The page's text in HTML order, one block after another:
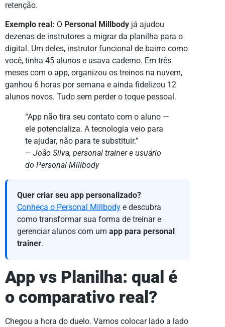
retenção.
Exemplo real: O Personal Millbody já ajudou
dezenas de instrutores a migrar da planilha para o
digital. Um deles, instrutor funcional de bairro como
você, tinha 45 alunos e usava caderno. Em três
meses com o app, organizou os treinos na nuvem,
ganhou 6 horas por semana e ainda fidelizou 12
alunos novos. Tudo sem perder o toque pessoal.
“App não tira seu contato com o aluno —
ele potencializa. A tecnologia veio para
te ajudar, não para te substituir.”
— João Silva, personal trainer e usuário
do Personal Millbody
Quer criar seu app personalizado?
Conheça o Personal Millbody e descubra
como transformar sua forma de treinar e
gerenciar alunos com um app para personal
trainer.
App vs Planilha: qual é
o comparativo real?
Chegou a hora do duelo. Vamos colocar lado a lado